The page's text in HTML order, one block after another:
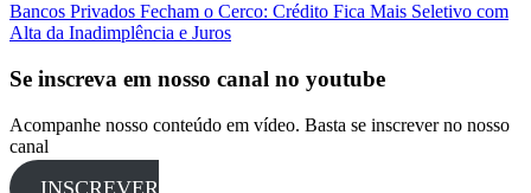
Bancos Privados Fecham o Cerco: Crédito Fica Mais Seletivo com
Alta da Inadimplência e Juros
Se inscreva em nosso canal no youtube
Acompanhe nosso conteúdo em vídeo. Basta se inscrever no nosso
canal
INSCREVER